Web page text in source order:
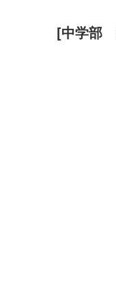
[中学部